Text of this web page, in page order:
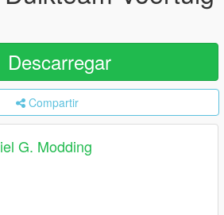
Descarregar
Compartir
G. Modding